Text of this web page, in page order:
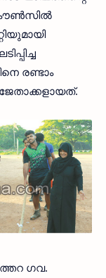
കൗണ്‍സില്‍
രണ്ടാം
ഗവ.